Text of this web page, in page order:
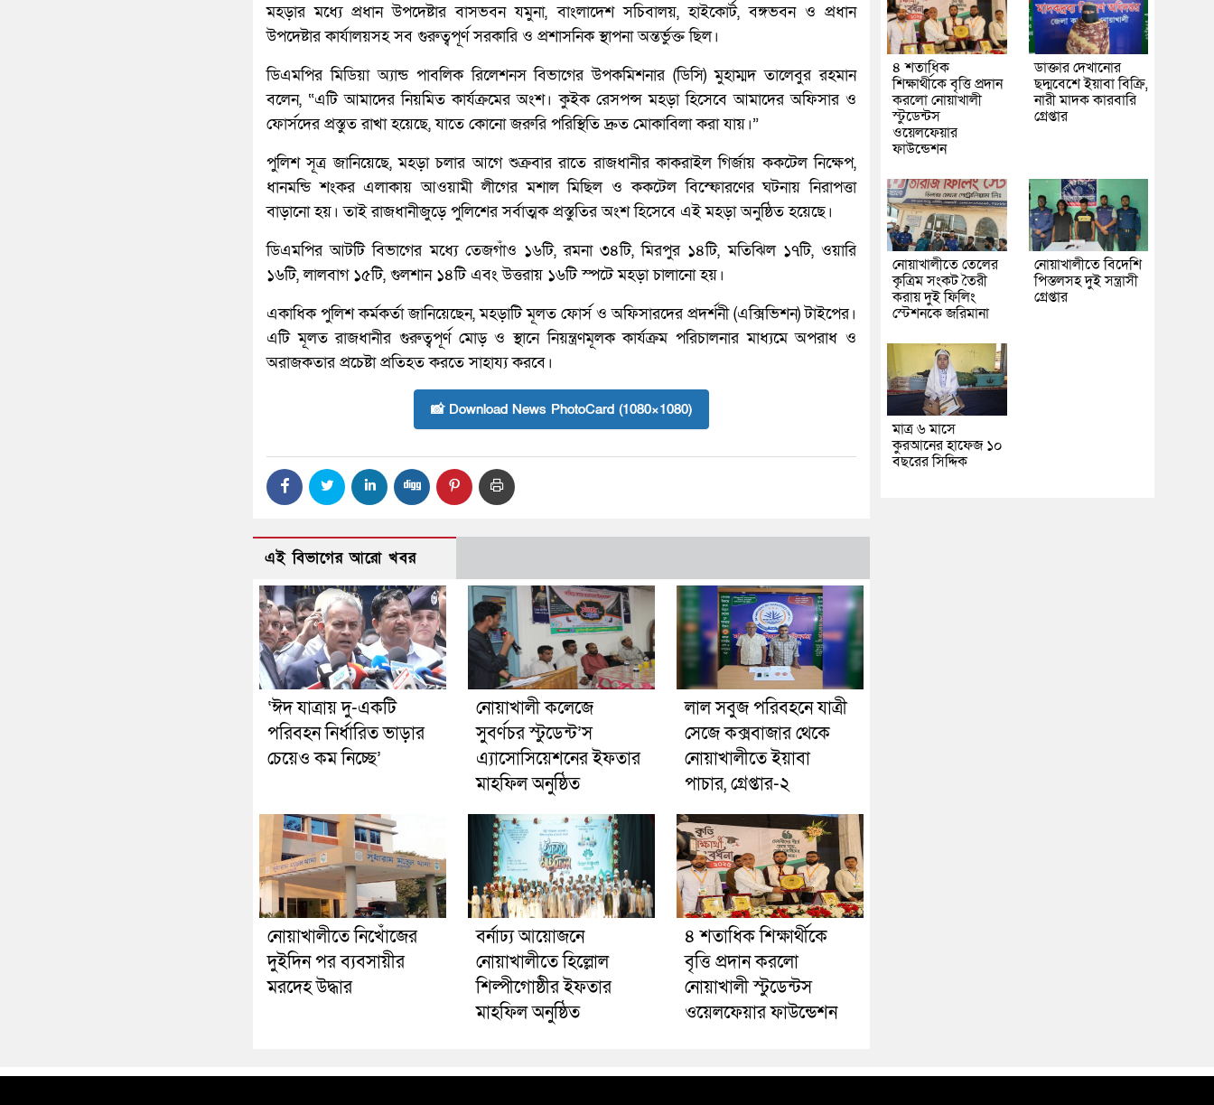
মহড়ার মধ্যে প্রধান উপদেষ্টার বাসভবন যমুনা, বাংলাদেশ সচিবালয়, হাইকোর্ট, বঙ্গভবন ও প্রধান
উপদেষ্টার কার্যালয়সহ সব গুরুত্বপূর্ণ সরকারি ও প্রশাসনিক স্থাপনা অন্তর্ভুক্ত ছিল।
ডিএমপির মিডিয়া অ্যান্ড পাবলিক রিলেশনস বিভাগের উপকমিশনার (ডিসি) মুহাম্মদ তালেবুর রহমান
বলেন, “এটি আমাদের নিয়মিত কার্যক্রমের অংশ। কুইক রেসপন্স মহড়া হিসেবে আমাদের অফিসার ও
ফোর্সদের প্রস্তুত রাখা হয়েছে, যাতে কোনো জরুরি পরিস্থিতি দ্রুত মোকাবিলা করা যায়।”
পুলিশ সূত্র জানিয়েছে, মহড়া চলার আগে শুক্রবার রাতে রাজধানীর কাকরাইল গির্জায় ককটেল নিক্ষেপ,
ধানমন্ডি শংকর এলাকায় আওয়ামী লীগের মশাল মিছিল ও ককটেল বিস্ফোরণের ঘটনায় নিরাপত্তা
বাড়ানো হয়। তাই রাজধানীজুড়ে পুলিশের সর্বাত্মক প্রস্তুতির অংশ হিসেবে এই মহড়া অনুষ্ঠিত হয়েছে।
ডিএমপির আটটি বিভাগের মধ্যে তেজগাঁও ১৬টি, রমনা ৩৪টি, মিরপুর ১৪টি, মতিঝিল ১৭টি, ওয়ারি
১৬টি, লালবাগ ১৫টি, গুলশান ১৪টি এবং উত্তরায় ১৬টি স্পটে মহড়া চালানো হয়।
একাধিক পুলিশ কর্মকর্তা জানিয়েছেন, মহড়াটি মূলত ফোর্স ও অফিসারদের প্রদর্শনী (এক্সিভিশন) টাইপের।
এটি মূলত রাজধানীর গুরুত্বপূর্ণ মোড় ও স্থানে নিয়ন্ত্রণমূলক কার্যক্রম পরিচালনার মাধ্যমে অপরাধ ও
অরাজকতার প্রচেষ্টা প্রতিহত করতে সাহায্য করবে।
📸 Download News PhotoCard (1080×1080)
এই বিভাগের আরো খবর
‘ঈদ যাত্রায় দু-একটি
পরিবহন নির্ধারিত ভাড়ার
চেয়েও কম নিচ্ছে’
নোয়াখালী কলেজে
সুবর্ণচর স্টুডেন্ট’স
এ্যাসোসিয়েশনের ইফতার
মাহফিল অনুষ্ঠিত
লাল সবুজ পরিবহনে যাত্রী
সেজে কক্সবাজার থেকে
নোয়াখালীতে ইয়াবা
পাচার, গ্রেপ্তার-২
নোয়াখালীতে নিখোঁজের
দুইদিন পর ব্যবসায়ীর
মরদেহ উদ্ধার
বর্নাঢ্য আয়োজনে
নোয়াখালীতে হিল্লোল
শিল্পীগোষ্ঠীর ইফতার
মাহফিল অনুষ্ঠিত
৪ শতাধিক শিক্ষার্থীকে
বৃত্তি প্রদান করলো
নোয়াখালী স্টুডেন্টস
ওয়েলফেয়ার ফাউন্ডেশন
৪ শতাধিক
শিক্ষার্থীকে বৃত্তি প্রদান
করলো নোয়াখালী
স্টুডেন্টস
ওয়েলফেয়ার
ফাউন্ডেশন
ডাক্তার দেখানোর
ছদ্মবেশে ইয়াবা বিক্রি,
নারী মাদক কারবারি
গ্রেপ্তার
নোয়াখালীতে তেলের
কৃত্রিম সংকট তৈরী
করায় দুই ফিলিং
স্টেশনকে জরিমানা
নোয়াখালীতে বিদেশি
পিস্তলসহ দুই সন্ত্রাসী
গ্রেপ্তার
মাত্র ৬ মাসে
কুরআনের হাফেজ ১০
বছরের সিদ্দিক